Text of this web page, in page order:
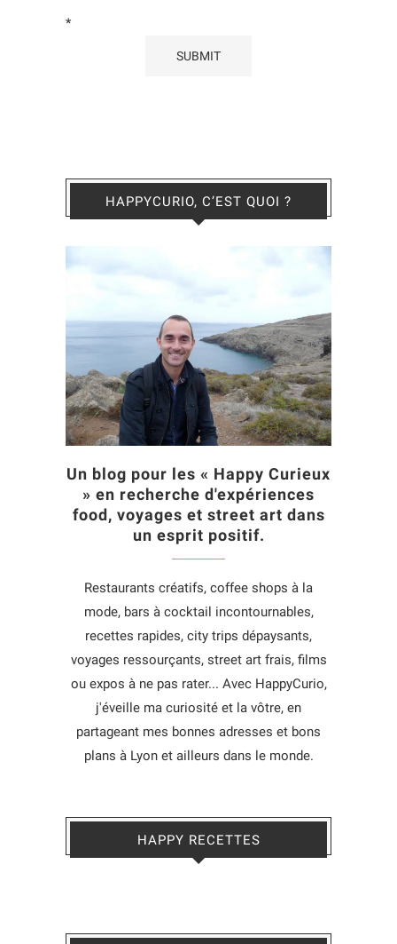
*
HAPPYCURIO, C’EST QUOI ?
Un blog pour les « Happy Curieux
» en recherche d'expériences
food, voyages et street art dans
un esprit positif.
Restaurants créatifs, coffee shops à la
mode, bars à cocktail incontournables,
recettes rapides, city trips dépaysants,
voyages ressourçants, street art frais, films
ou expos à ne pas rater... Avec HappyCurio,
j'éveille ma curiosité et la vôtre, en
partageant mes bonnes adresses et bons
plans à Lyon et ailleurs dans le monde.
HAPPY RECETTES